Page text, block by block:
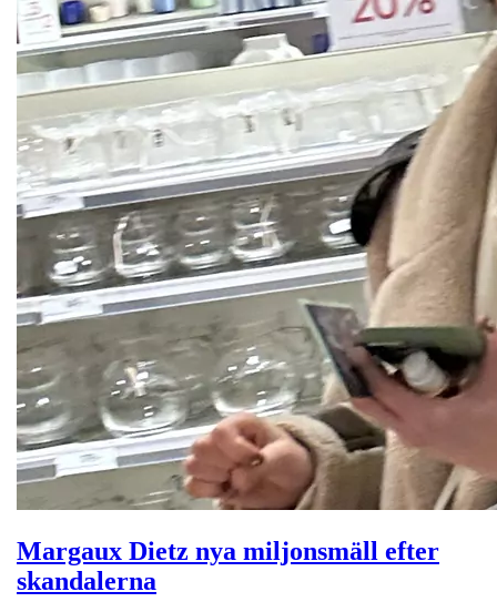
Margaux Dietz nya miljonsmäll efter
skandalerna